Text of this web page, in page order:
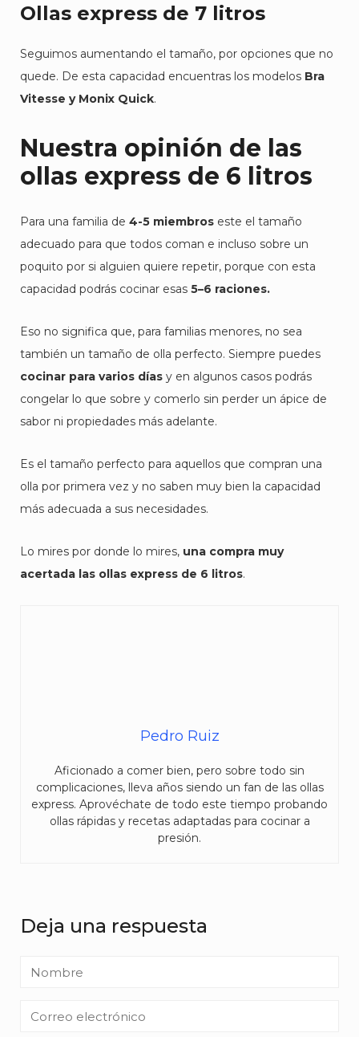
Ollas express de 7 litros
Seguimos aumentando el tamaño, por opciones que no
quede. De esta capacidad encuentras los modelos Bra
Vitesse y Monix Quick.
Nuestra opinión de las
ollas express de 6 litros
Para una familia de 4-5 miembros este el tamaño
adecuado para que todos coman e incluso sobre un
poquito por si alguien quiere repetir, porque con esta
capacidad podrás cocinar esas 5–6 raciones.
Eso no significa que, para familias menores, no sea
también un tamaño de olla perfecto. Siempre puedes
cocinar para varios días y en algunos casos podrás
congelar lo que sobre y comerlo sin perder un ápice de
sabor ni propiedades más adelante.
Es el tamaño perfecto para aquellos que compran una
olla por primera vez y no saben muy bien la capacidad
más adecuada a sus necesidades.
Lo mires por donde lo mires, una compra muy
acertada las ollas express de 6 litros.
Pedro Ruiz
Aficionado a comer bien, pero sobre todo sin
complicaciones, lleva años siendo un fan de las ollas
express. Aprovéchate de todo este tiempo probando
ollas rápidas y recetas adaptadas para cocinar a
presión.
Deja una respuesta